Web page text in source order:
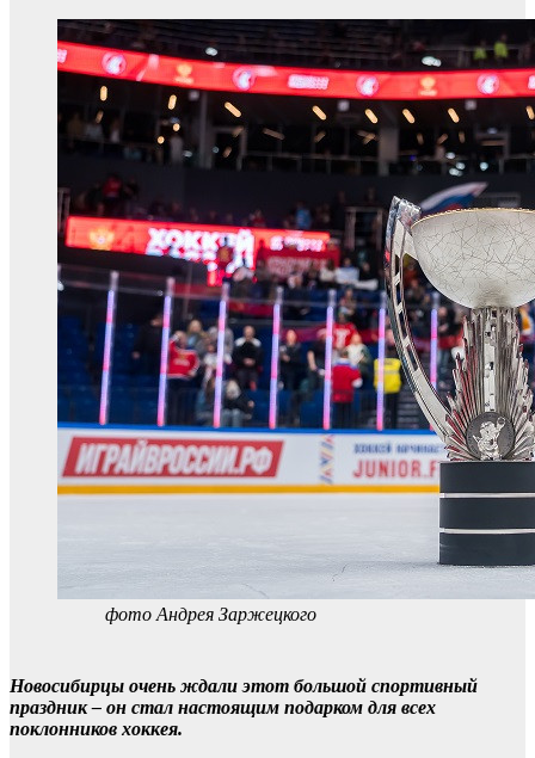
фото Андрея Заржецкого
Новосибирцы очень ждали этот большой спортивный
праздник – он стал настоящим подарком для всех
поклонников хоккея.